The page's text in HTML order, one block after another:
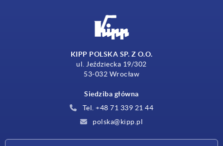
KIPP POLSKA SP. Z O.O.
ul. Jeździecka 19/302
53-032 Wrocław
Siedziba główna
Tel. +48 71 339 21 44
polska@kipp.pl